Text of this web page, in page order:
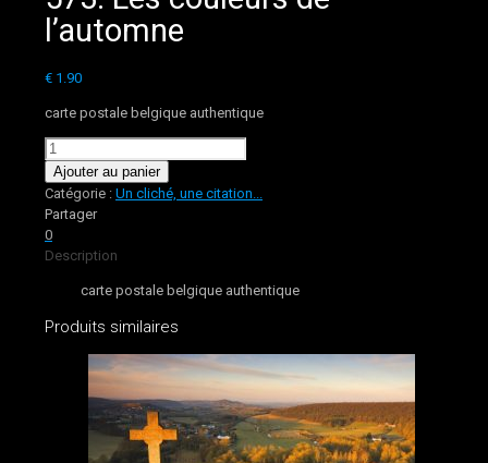
l’automne
€ 1.90
carte postale belgique authentique
quantité
de
573.
Les
couleurs
de
Ajouter au panier
Catégorie : Un cliché, une citation...
Partager
0
Description
carte postale belgique authentique
Produits similaires